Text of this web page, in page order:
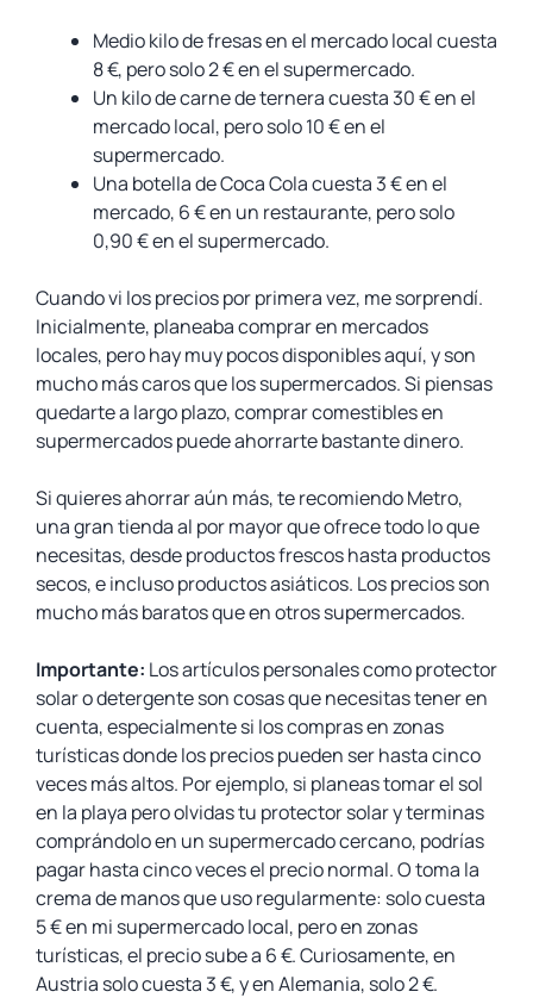
Medio kilo de fresas en el mercado local cuesta
8 €, pero solo 2 € en el supermercado.
Un kilo de carne de ternera cuesta 30 € en el
mercado local, pero solo 10 € en el
supermercado.
Una botella de Coca Cola cuesta 3 € en el
mercado, 6 € en un restaurante, pero solo
0,90 € en el supermercado.
Cuando vi los precios por primera vez, me sorprendí.
Inicialmente, planeaba comprar en mercados
locales, pero hay muy pocos disponibles aquí, y son
mucho más caros que los supermercados. Si piensas
quedarte a largo plazo, comprar comestibles en
supermercados puede ahorrarte bastante dinero.
Si quieres ahorrar aún más, te recomiendo Metro,
una gran tienda al por mayor que ofrece todo lo que
necesitas, desde productos frescos hasta productos
secos, e incluso productos asiáticos. Los precios son
mucho más baratos que en otros supermercados.
Importante: Los artículos personales como protector
solar o detergente son cosas que necesitas tener en
cuenta, especialmente si los compras en zonas
turísticas donde los precios pueden ser hasta cinco
veces más altos. Por ejemplo, si planeas tomar el sol
en la playa pero olvidas tu protector solar y terminas
comprándolo en un supermercado cercano, podrías
pagar hasta cinco veces el precio normal. O toma la
crema de manos que uso regularmente: solo cuesta
5 € en mi supermercado local, pero en zonas
turísticas, el precio sube a 6 €. Curiosamente, en
Austria solo cuesta 3 €, y en Alemania, solo 2 €.